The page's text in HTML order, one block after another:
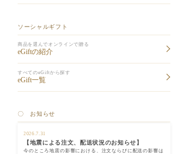
ソーシャルギフト
商品を選んでオンラインで贈る
eGiftの紹介
すべてのeGiftから探す
eGift一覧
〇 お知らせ
2026.7.31
【地震による注文、配送状況のお知らせ】
今のところ地震の影響における、注文ならびに配送の影響は